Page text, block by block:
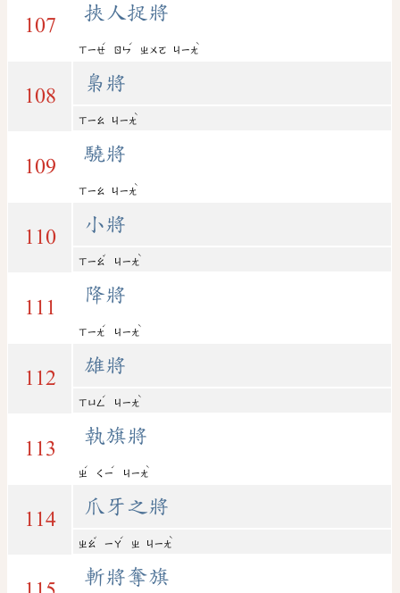
107
挾人捉將
ㄒㄧㄝ
ˊ
ㄖㄣ
ˊ
ㄓㄨㄛ ㄐㄧㄤ
ˋ
108
梟將
ㄒㄧㄠ ㄐㄧㄤ
ˋ
109
驍將
ㄒㄧㄠ ㄐㄧㄤ
ˋ
110
小將
ㄒㄧㄠ
ˇ
ㄐㄧㄤ
ˋ
111
降將
ㄒㄧㄤ
ˊ
ㄐㄧㄤ
ˋ
112
雄將
ㄒㄩㄥ
ˊ
ㄐㄧㄤ
ˋ
113
執旗將
ㄓ
ˊ
ㄑㄧ
ˊ
ㄐㄧㄤ
ˋ
114
爪牙之將
ㄓㄠ
ˇ
ㄧㄚ
ˊ
ㄓ ㄐㄧㄤ
ˋ
斬將奪旗